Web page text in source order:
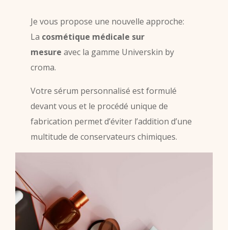
Je vous propose une nouvelle approche:
La cosmétique médicale sur
mesure avec la gamme Universkin by
croma.
Votre sérum personnalisé est formulé
devant vous et le procédé unique de
fabrication permet d’éviter l’addition d’une
multitude de conservateurs chimiques.